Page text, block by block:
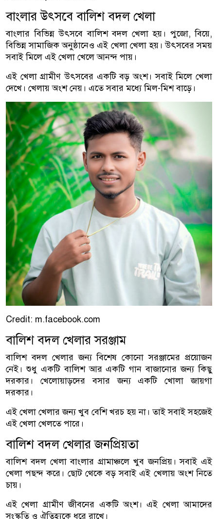
বাংলার উৎসবে বালিশ বদল খেলা
বাংলার বিভিন্ন উৎসবে বালিশ বদল খেলা হয়। পুজো, বিয়ে,
বিভিন্ন সামাজিক অনুষ্ঠানেও এই খেলা খেলা হয়। উৎসবের সময়
সবাই মিলে এই খেলা খেলে আনন্দ পায়।
এই খেলা গ্রামীণ উৎসবের একটি বড় অংশ। সবাই মিলে খেলা
দেখে। খেলায় অংশ নেয়। এতে সবার মধ্যে মিল-মিশ বাড়ে।
Credit: m.facebook.com
বালিশ বদল খেলার সরঞ্জাম
বালিশ বদল খেলার জন্য বিশেষ কোনো সরঞ্জামের প্রয়োজন
নেই। শুধু একটি বালিশ আর একটি গান বাজানোর জন্য কিছু
দরকার। খেলোয়াড়দের বসার জন্য একটি খোলা জায়গা
দরকার।
এই খেলা খেলার জন্য খুব বেশি খরচ হয় না। তাই সবাই সহজেই
এই খেলা খেলতে পারে।
বালিশ বদল খেলার জনপ্রিয়তা
বালিশ বদল খেলা বাংলার গ্রামাঞ্চলে খুব জনপ্রিয়। সবাই এই
খেলা পছন্দ করে। ছোট থেকে বড় সবাই এই খেলায় অংশ নিতে
চায়।
এই খেলা গ্রামীণ জীবনের একটি অংশ। এই খেলা আমাদের
সংস্কৃতি ও ঐতিহ্যকে ধরে রাখে।